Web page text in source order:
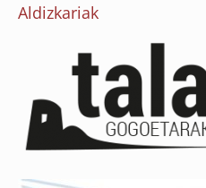
Aldizkariak